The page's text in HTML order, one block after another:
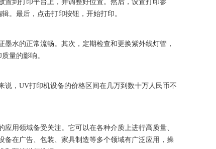
到打印平台上，并调整好位置。然后，设置打印参
。最后，点击打印按钮，开始打印。
水的正常流畅。其次，定期检查和更换紫外线灯管，
量的影响。
，UV打印机设备的价格区间在几万到数十万人民币不
用领域备受关注。它可以在各种介质上进行高质量、
在广告、包装、家具制造等多个领域有广泛应用，操